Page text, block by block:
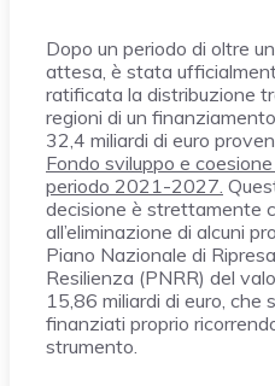
Dopo un periodo di oltre
attesa, è stata
ratificata la distribuzione
regioni di un
32,4 miliardi di euro
Fondo sviluppo e coesione
periodo 2021-2027.
decisione è strettamente
all’eliminazione di alcuni
Piano Nazionale di
Resilienza (PNRR) del
15,86 miliardi di euro, che
finanziati proprio
strumento.